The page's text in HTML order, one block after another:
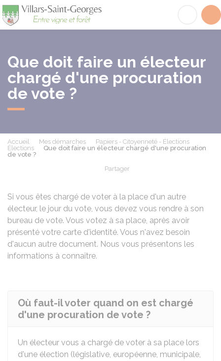
Que doit faire un électeur
chargé d'une procuration
de vote ?
Accueil Mes démarches
Papiers - Citoyenneté - Élections
Élections
Que doit faire un électeur chargé d'une procuration
de vote ?
Partager
Si vous êtes chargé de voter à la place d'un autre
électeur, le jour du vote, vous devez vous rendre à son
bureau de vote. Vous votez à sa place, après avoir
présenté votre carte d'identité. Vous n'avez besoin
d'aucun autre document. Nous vous présentons les
informations à connaître.
Où faut-il voter quand on est chargé
d'une procuration de vote ?
Un électeur vous a chargé de voter à sa place lors
d'une élection (législative, européenne, municipale,